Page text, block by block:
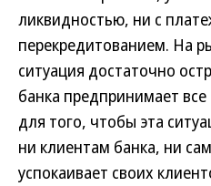
ликвидностью, ни с
перекредитованием. На
ситуация достаточно
банка предпринимает
для того, чтобы эта
ни клиентам банка, ни
успокаивает своих